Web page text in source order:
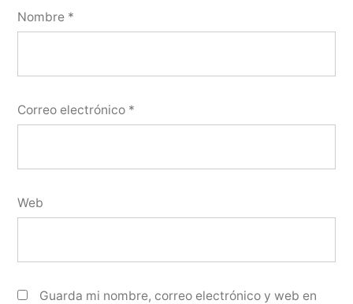
Nombre *
Correo electrónico *
Web
Guarda mi nombre, correo electrónico y web en